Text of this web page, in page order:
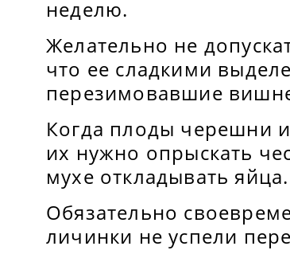
неделю.
Желательно не
что ее сладкими
перезимовавшие
Когда плоды черешни
их нужно опрыскать
мухе откладывать яйца.
Обязательно
личинки не успели